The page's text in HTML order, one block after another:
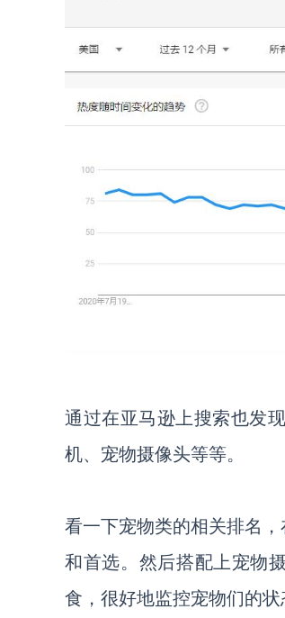
通过在亚马逊上搜索也发
机、宠物摄像头等等。
看一下宠物类的相关排名
和首选。然后搭配上宠物
食，很好地监控宠物们的状